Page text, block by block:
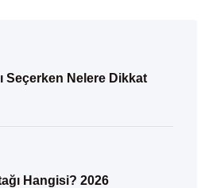
Seçerken Nelere Dikkat
Hangisi? 2026